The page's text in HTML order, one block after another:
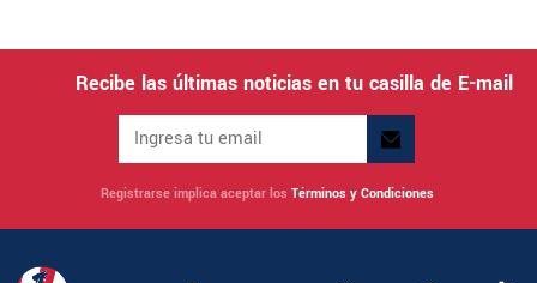
Recibe las últimas noticias en tu casilla de E-mail
Registrarse implica aceptar los Términos y Condiciones